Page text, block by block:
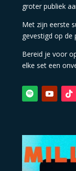
groter publiek
Met zijn eerste
gevestigd op de
Bereid je voor
elke set een